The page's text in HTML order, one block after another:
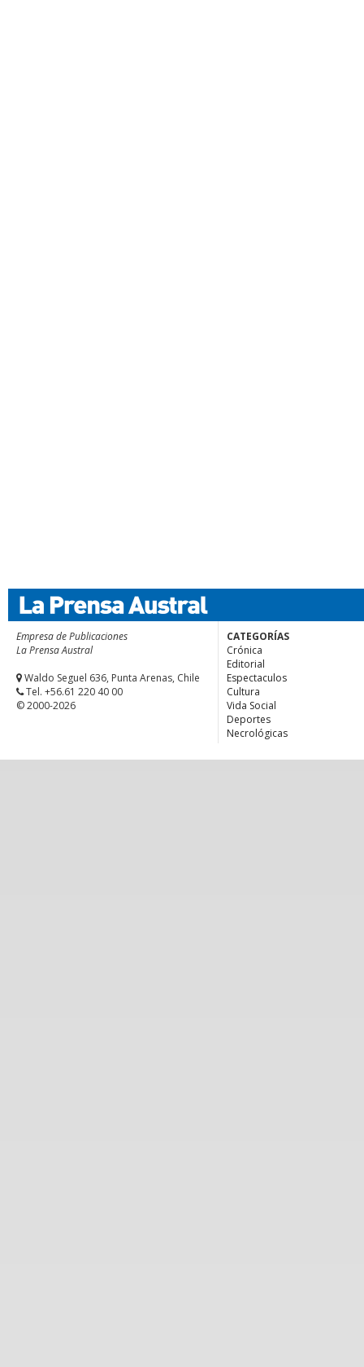
Empresa de Publicaciones
La Prensa Austral
Waldo Seguel 636, Punta Arenas, Chile
Tel. +56.61 220 40 00
© 2000-2026
CATEGORÍAS
Crónica
Editorial
Espectaculos
Cultura
Vida Social
Deportes
Necrológicas